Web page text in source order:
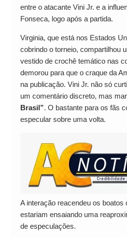
entre o atacante Vini Jr. e a
Fonseca, logo após a partida.
Virginia, que está nos Estados
cobrindo o torneio, compartilhou
vestido de crochê temático nas
demorou para que o craque da
na publicação. Vini Jr. não só
um comentário discreto, mas
Brasil”. O bastante para os fãs
especular sobre uma volta.
A interação reacendeu os boatos
estariam ensaiando uma
de especulações.